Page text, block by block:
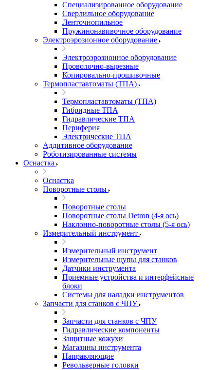
Специализированное оборудование
Сверлильное оборудование
Ленточнопильное
Пружинонавивочное оборудование
Электроэрозионное оборудование
Электроэрозионное оборудование
Проволочно-вырезные
Копировально-прошивочные
Термопластавтоматы (ТПА)
Термопластавтоматы (ТПА)
Гибридные ТПА
Гидравлические ТПА
Периферия
Электрические ТПА
Аддитивное оборудование
Роботизированные системы
Оснастка
Оснастка
Поворотные столы
Поворотные столы
Поворотные столы Detron (4-я ось)
Наклонно-поворотные столы (5-я ось)
Измерительный инструмент
Измерительный инструмент
Измерительные щупы для станков
Датчики инструмента
Приемные устройства и интерфейсные
блоки
Системы для наладки инструментов
Запчасти для станков с ЧПУ
Запчасти для станков с ЧПУ
Гидравлические компоненты
Защитные кожухи
Магазины инструмента
Направляющие
Револьверные головки